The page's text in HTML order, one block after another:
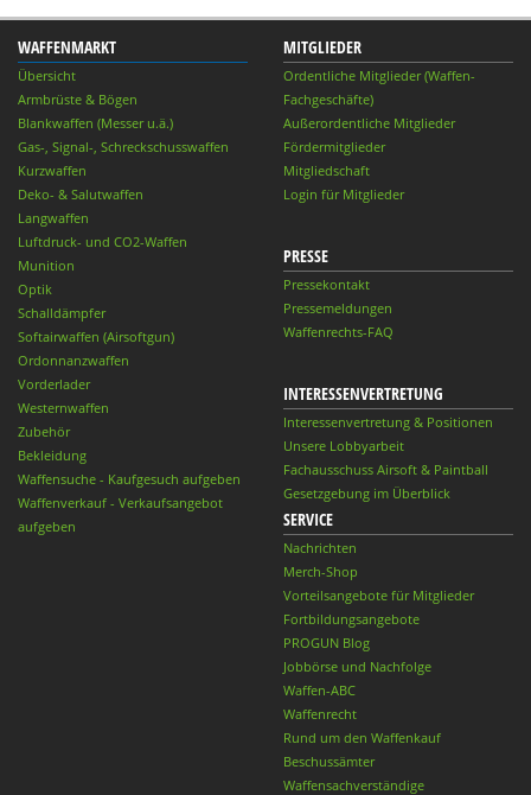
WAFFENMARKT
Übersicht
Armbrüste & Bögen
Blankwaffen (Messer u.ä.)
Gas-, Signal-, Schreckschusswaffen
Kurzwaffen
Deko- & Salutwaffen
Langwaffen
Luftdruck- und CO2-Waffen
Munition
Optik
Schalldämpfer
Softairwaffen (Airsoftgun)
Ordonnanzwaffen
Vorderlader
Westernwaffen
Zubehör
Bekleidung
Waffensuche - Kaufgesuch aufgeben
Waffenverkauf - Verkaufsangebot
aufgeben
MITGLIEDER
Ordentliche Mitglieder (Waffen-
Fachgeschäfte)
Außerordentliche Mitglieder
Fördermitglieder
Mitgliedschaft
Login für Mitglieder
PRESSE
Pressekontakt
Pressemeldungen
Waffenrechts-FAQ
INTERESSENVERTRETUNG
Interessenvertretung & Positionen
Unsere Lobbyarbeit
Fachausschuss Airsoft & Paintball
Gesetzgebung im Überblick
SERVICE
Nachrichten
Merch-Shop
Vorteilsangebote für Mitglieder
Fortbildungsangebote
PROGUN Blog
Jobbörse und Nachfolge
Waffen-ABC
Waffenrecht
Rund um den Waffenkauf
Beschussämter
Waffensachverständige